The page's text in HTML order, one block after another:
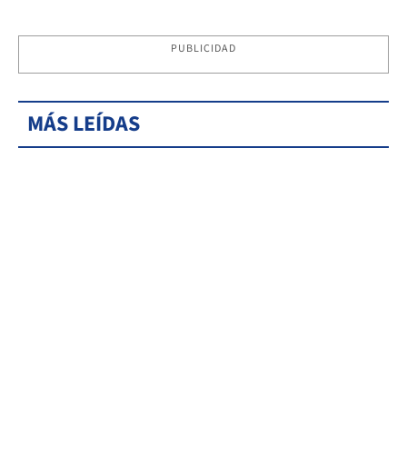
PUBLICIDAD
MÁS LEÍDAS